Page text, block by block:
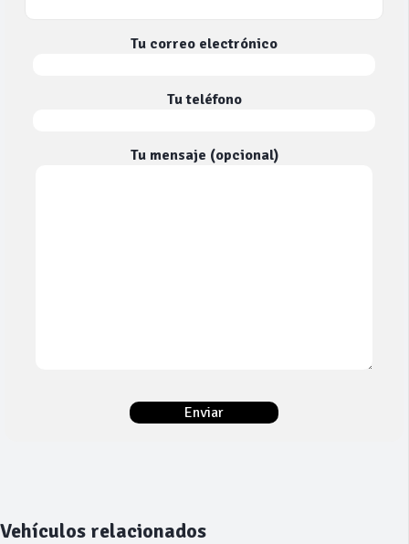
Tu correo electrónico
Tu teléfono
Tu mensaje (opcional)
Vehículos relacionados